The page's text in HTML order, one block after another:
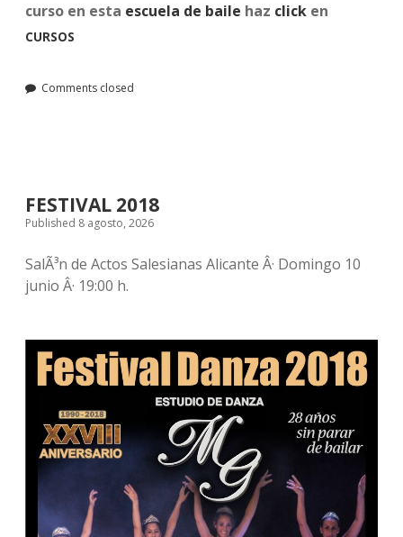
curso en esta escuela de baile haz click en
CURSOS
Comments closed
FESTIVAL 2018
Published 8 agosto, 2026
SalÃ³n de Actos Salesianas Alicante Â· Domingo 10
junio Â· 19:00 h.